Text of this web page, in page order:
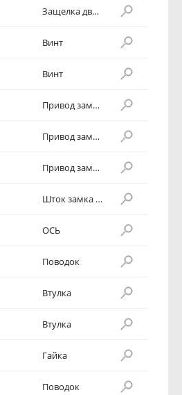
Защелка двери задка в сборе
Винт
Винт
Привод замка двери задка в сборе
Привод замка двери задка в сборе
Привод замка двери задка в сборе
Шток замка двери
ОСЬ
Поводок
Втулка
Втулка
Гайка
Поводок